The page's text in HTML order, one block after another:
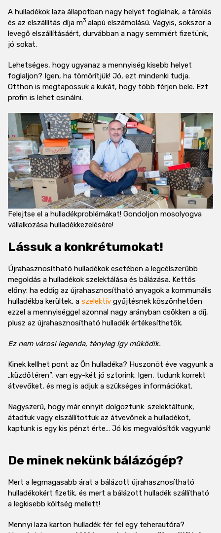
A hulladékok laza állapotban nagy helyet foglalnak, a tárolás
és az elszállítás díja m3 alapú elszámolású. Vagyis, sokszor a
levegő elszállításáért, durvábban a nagy semmiért fizetünk,
jó sokat.
Lehetséges, hogy ugyanaz a mennyiség kisebb helyet
foglaljon? Igen, ha tömörítjük! Jó, ezt mindenki tudja.
Otthon is megtapossuk a kukát, hogy több férjen bele. Ezt
profin is lehet csinálni.
Felejtse el a hulladékproblémákat! Gondoljon mosolyogva
vállalkozása hulladékkezelésére!
Lássuk a konkrétumokat!
Újrahasznosítható hulladékok esetében a legcélszerűbb
megoldás a hulladékok szelektálása és bálázása. Kettős
előny: ha eddig az újrahasznosítható anyagok a kommunális
hulladékba kerültek, a szelektív gyűjtésnek köszönhetően
ezzel a mennyiséggel azonnal nagy arányban csökken a díj,
plusz az újrahasznosítható hulladék értékesíthetők.
Ez nem városi legenda, tényleg így működik.
Kinek kellhet pont az Ön hulladéka? Huszonöt éve vagyunk a
„küzdőtéren”, van egy-két jó sztorink. Igen, tudunk korrekt
átvevőket, és meg is adjuk a szükséges információkat.
Nagyszerű, hogy már ennyit dolgoztunk: szelektáltunk,
átadtuk vagy elszállítottuk az átvevőnek a hulladékot,
kaptunk is egy kis pénzt érte… Jó kis megvalósítók vagyunk!
De minek nekünk bálázógép?
Mert a legmagasabb árat a bálázott újrahasznosítható
hulladékokért fizetik, és mert a bálázott hulladék szállítható
a legkisebb költség mellett!
Mennyi laza karton hulladék fér fel egy teherautóra?